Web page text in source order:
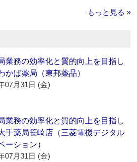
もっと見る »
業務の効率化と質的向上を目指し
かば薬局（東邦薬品）
07月31日 (金)
業務の効率化と質的向上を目指し
手薬局笹崎店（三菱電機デジタル
ーション）
07月31日 (金)